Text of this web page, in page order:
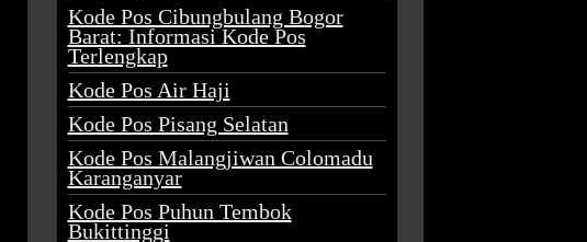
Kode Pos Cibungbulang Bogor
Barat: Informasi Kode Pos
Terlengkap
Kode Pos Air Haji
Kode Pos Pisang Selatan
Kode Pos Malangjiwan Colomadu
Karanganyar
Kode Pos Puhun Tembok
Bukittinggi